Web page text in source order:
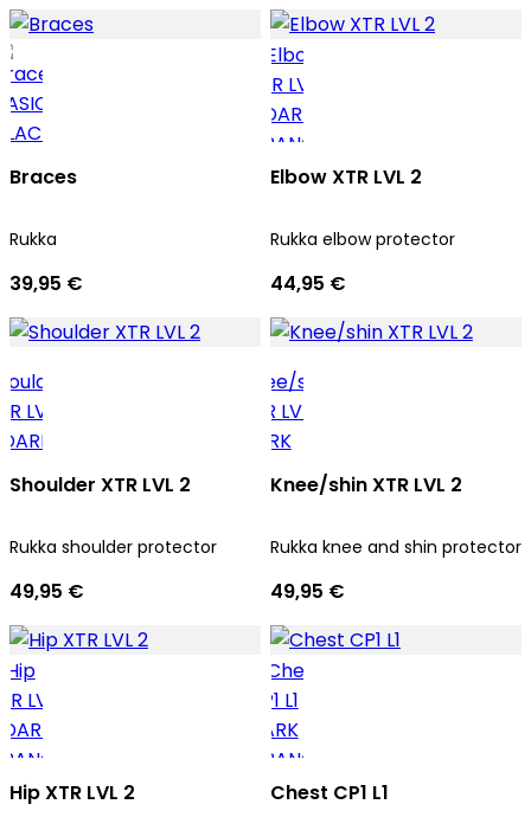
Braces
Rukka
39,95 €
Elbow XTR LVL 2
Rukka elbow protector
44,95 €
Shoulder XTR LVL 2
Rukka shoulder protector
49,95 €
Knee/shin XTR LVL 2
Rukka knee and shin protector
49,95 €
Hip XTR LVL 2 Chest CP1 L1